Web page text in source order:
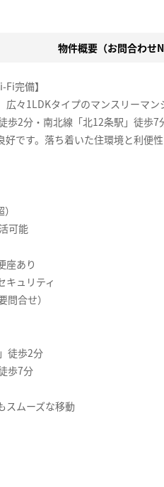
物件概要（お問合わせ
完備】
々1LDKタイプのマンスリーマン
歩2分・南北線「北12条駅」徒歩
好です。落ち着いた住環境と利便
可能
座あり
キュリティ
問合せ）
徒歩2分
歩7分
スムーズな移動